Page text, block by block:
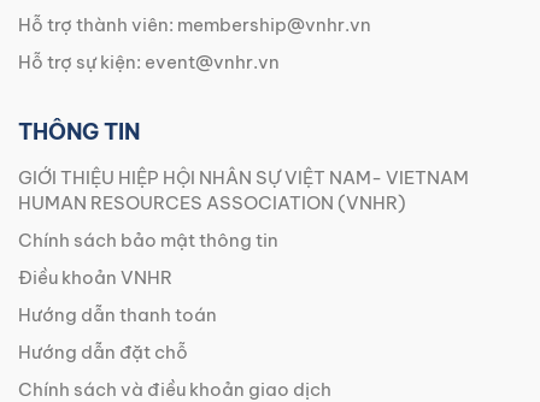
Hỗ trợ thành viên: membership@vnhr.vn
Hỗ trợ sự kiện: event@vnhr.vn
THÔNG TIN
GIỚI THIỆU HIỆP HỘI NHÂN SỰ VIỆT NAM- VIETNAM
HUMAN RESOURCES ASSOCIATION (VNHR)
Chính sách bảo mật thông tin
Điều khoản VNHR
Hướng dẫn thanh toán
Hướng dẫn đặt chỗ
Chính sách và điều khoản giao dịch